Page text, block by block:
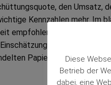
den Umsatz,
Kennzahlen mehr. Im
empfohlenen 84
Also Zugriff
Papieren das Prädikat
Diese
Betrieb der
dabei, eine